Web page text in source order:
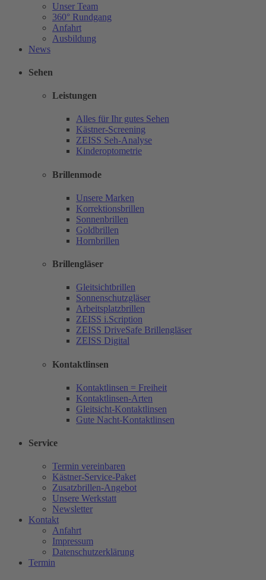
Unser Team
360° Rundgang
Anfahrt
Ausbildung
News
Sehen
Leistungen
Alles für Ihr gutes Sehen
Kästner-Screening
ZEISS Seh-Analyse
Kinderoptometrie
Brillenmode
Unsere Marken
Korrektionsbrillen
Sonnenbrillen
Goldbrillen
Hornbrillen
Brillengläser
Gleitsichtbrillen
Sonnenschutzgläser
Arbeitsplatzbrillen
ZEISS i.Scription
ZEISS DriveSafe Brillengläser
ZEISS Digital
Kontaktlinsen
Kontaktlinsen = Freiheit
Kontaktlinsen-Arten
Gleitsicht-Kontaktlinsen
Gute Nacht-Kontaktlinsen
Service
Termin vereinbaren
Kästner-Service-Paket
Zusatzbrillen-Angebot
Unsere Werkstatt
Newsletter
Kontakt
Anfahrt
Impressum
Datenschutzerklärung
Termin